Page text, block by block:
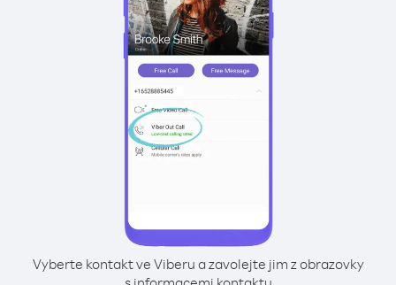
Vyberte kontakt ve Viberu a zavolejte jim z obrazovky